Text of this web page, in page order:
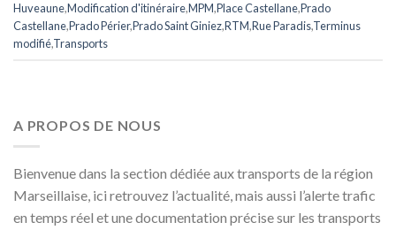
Huveaune,Modification d'itinéraire,MPM,Place Castellane,Prado
Castellane,Prado Périer,Prado Saint Giniez,RTM,Rue Paradis,Terminus
modifié,Transports
A PROPOS DE NOUS
Bienvenue dans la section dédiée aux transports de la région
Marseillaise, ici retrouvez l’actualité, mais aussi l’alerte trafic
en temps réel et une documentation précise sur les transports